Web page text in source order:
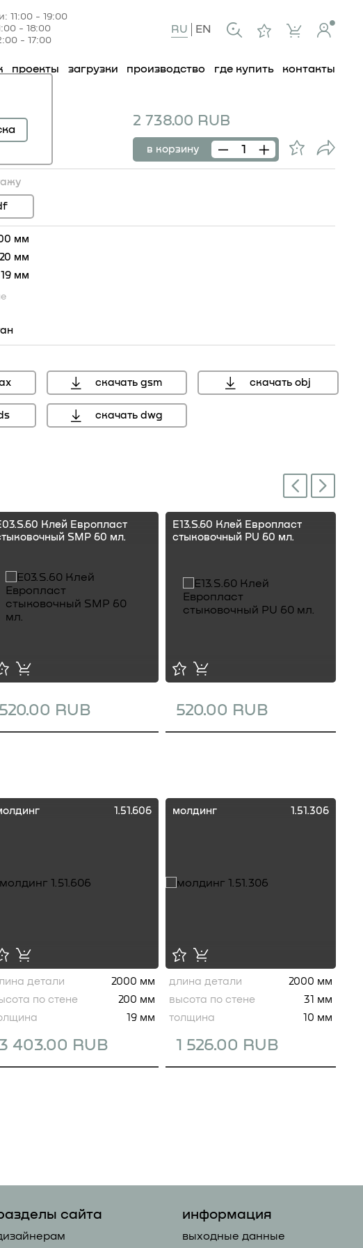
11:00 - 19:00
- 18:00
- 17:00
RU EN
проекты загрузки производство где купить контакты
2 738.00 RUB
в корзину
мм
мм
19 мм
скачать gsm скачать obj
скачать dwg
Previous
Клей Европласт
SMP 60 мл.
520.00 RUB
E13.S.60 Клей Европласт
стыковочный PU 60 мл.
520.00 RUB
Next
1.51.606
3 403.00 RUB
детали
2000 мм
по стене
200 мм
19 мм
молдинг 1.51.306
1 526.00 RUB
длина детали
2000 мм
высота по стене
31 мм
толщина
10 мм
сайта информация
выходные данные